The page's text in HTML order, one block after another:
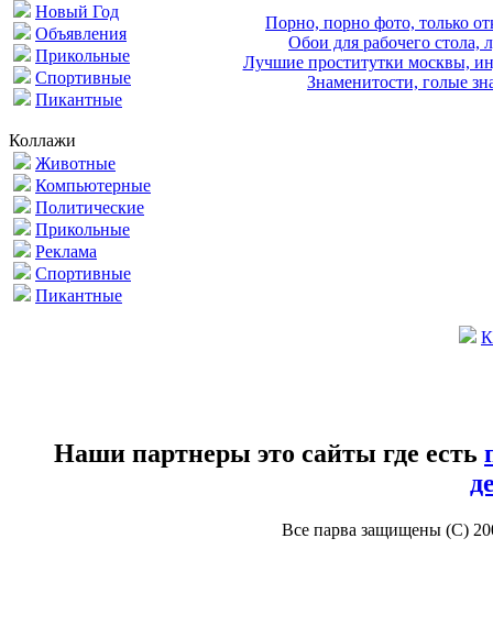
Новый Год
Объявления
Прикольные
Спортивные
Пикантные
Коллажи
Животные
Компьютерные
Политические
Прикольные
Реклама
Спортивные
Пикантные
Порно, порно фото, только
Обои для рабочего стола,
Лучшие проститутки москвы,
Знаменитости, голые
Наши партнеры это сайты где есть
Все парва защищены (С)